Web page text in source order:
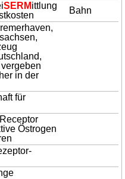
SERMittlung
Bahn
in der
für
Östrogen